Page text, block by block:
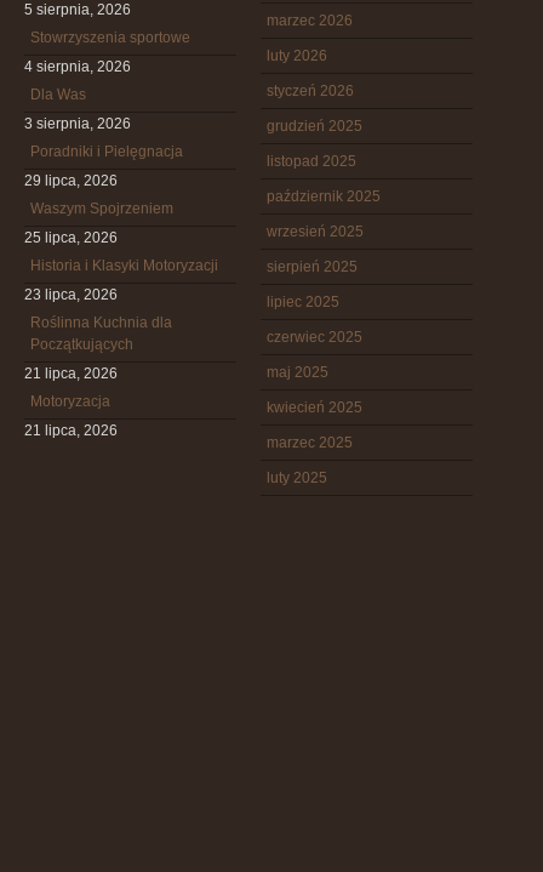
5 sierpnia, 2026
Stowrzyszenia sportowe
4 sierpnia, 2026
Dla Was
3 sierpnia, 2026
Poradniki i Pielęgnacja
29 lipca, 2026
Waszym Spojrzeniem
25 lipca, 2026
Historia i Klasyki Motoryzacji
23 lipca, 2026
Roślinna Kuchnia dla
Początkujących
21 lipca, 2026
Motoryzacja
21 lipca, 2026
marzec 2026
luty 2026
styczeń 2026
grudzień 2025
listopad 2025
październik 2025
wrzesień 2025
sierpień 2025
lipiec 2025
czerwiec 2025
maj 2025
kwiecień 2025
marzec 2025
luty 2025